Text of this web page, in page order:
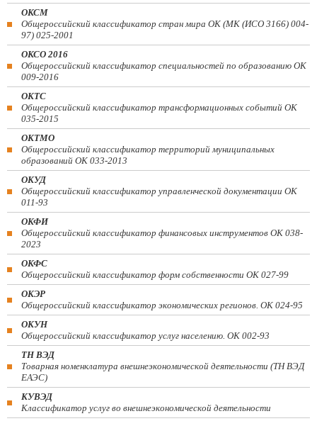
ОКСМ
Общероссийский классификатор стран мира ОК (МК (ИСО 3166) 004-
97) 025-2001
ОКСО 2016
Общероссийский классификатор специальностей по образованию ОК
009-2016
ОКТС
Общероссийский классификатор трансформационных событий ОК
035-2015
ОКТМО
Общероссийский классификатор территорий муниципальных
образований ОК 033-2013
ОКУД
Общероссийский классификатор управленческой документации ОК
011-93
ОКФИ
Общероссийский классификатор финансовых инструментов OK 038-
2023
ОКФС
Общероссийский классификатор форм собственности ОК 027-99
ОКЭР
Общероссийский классификатор экономических регионов. ОК 024-95
ОКУН
Общероссийский классификатор услуг населению. ОК 002-93
ТН ВЭД
Товарная номенклатура внешнеэкономической деятельности (ТН ВЭД
ЕАЭС)
КУВЭД
Классификатор услуг во внешнеэкономической деятельности